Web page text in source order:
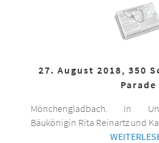
27. August 2018, 350
Parade
Mönchengladbach. In
Bäukönigin Rita Reinartz und